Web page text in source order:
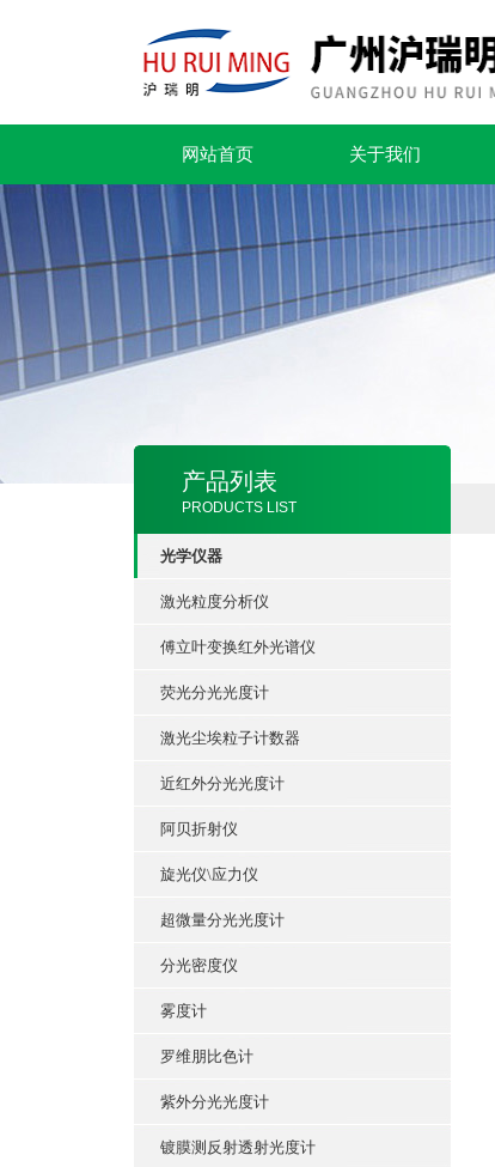
网站首页 关于我们
产品列表
PRODUCTS LIST
光学仪器
激光粒度分析仪
傅立叶变换红外光谱仪
荧光分光光度计
激光尘埃粒子计数器
近红外分光光度计
阿贝折射仪
旋光仪\应力仪
超微量分光光度计
分光密度仪
雾度计
罗维朋比色计
紫外分光光度计
镀膜测反射透射光度计